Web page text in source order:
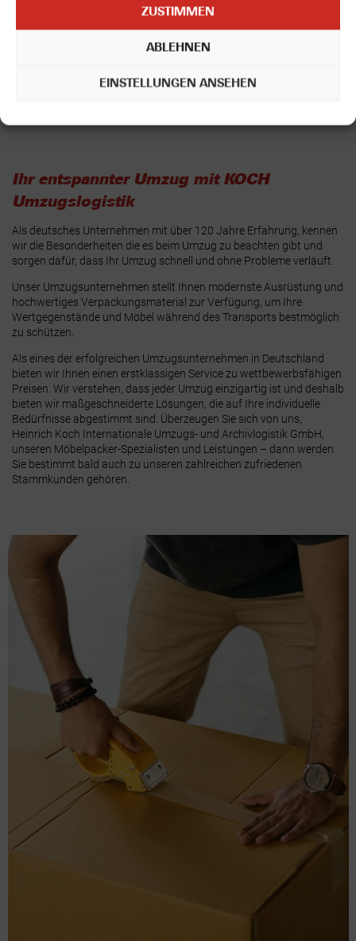
ZUSTIMMEN
ABLEHNEN
EINSTELLUNGEN ANSEHEN
Umzüge mit Herz – seit über 120 Jahren!
ONLINE PREIS BERECHNEN
Ihr entspannter Umzug mit KOCH
Umzugslogistik
Als deutsches Unternehmen mit über 120 Jahre Erfahrung, kennen
wir die Besonderheiten die es beim Umzug zu beachten gibt und
sorgen dafür, dass Ihr Umzug schnell und ohne Probleme verläuft.
Unser Umzugsunternehmen stellt Ihnen modernste Ausrüstung und
hochwertiges Verpackungsmaterial zur Verfügung, um Ihre
Wertgegenstände und Möbel während des Transports bestmöglich
zu schützen.
Als eines der erfolgreichen Umzugsunternehmen in Deutschland
bieten wir Ihnen einen erstklassigen Service zu wettbewerbsfähigen
Preisen. Wir verstehen, dass jeder Umzug einzigartig ist und deshalb
bieten wir maßgeschneiderte Lösungen, die auf Ihre individuelle
Bedürfnisse abgestimmt sind. Überzeugen Sie sich von uns,
Heinrich Koch Internationale Umzugs- und Archivlogistik GmbH,
unseren Möbelpacker-Spezialisten und Leistungen – dann werden
Sie bestimmt bald auch zu unseren zahlreichen zufriedenen
Stammkunden gehören.